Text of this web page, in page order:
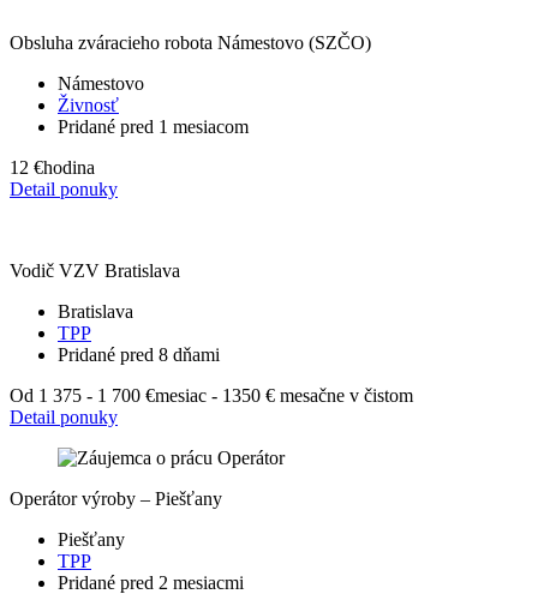
Obsluha zváracieho robota Námestovo (SZČO)
Námestovo
Živnosť
Pridané pred 1 mesiacom
12 €hodina
Detail ponuky
Vodič VZV Bratislava
Bratislava
TPP
Pridané pred 8 dňami
Od 1 375 - 1 700 €mesiac - 1350 € mesačne v čistom
Detail ponuky
Operátor výroby – Piešťany
Piešťany
TPP
Pridané pred 2 mesiacmi